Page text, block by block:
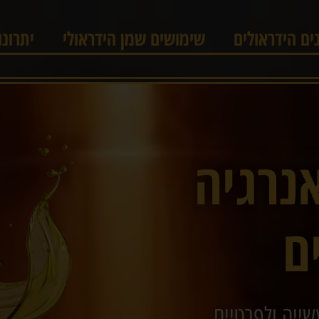
הידראולים שימושים שמן הידראולי